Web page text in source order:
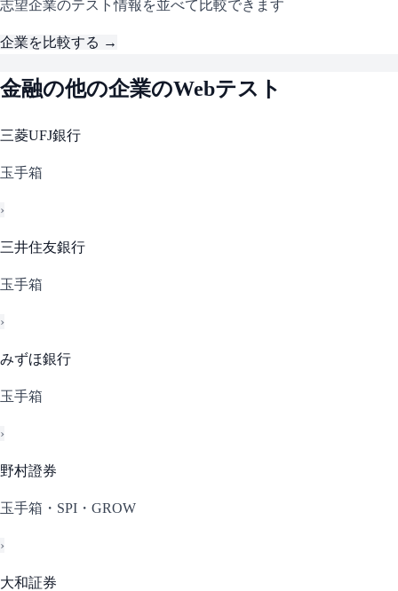
志望企業のテスト情報を並べて比較できます
企業を比較する →
金融の他の企業のWebテスト
三菱UFJ銀行
玉手箱
›
三井住友銀行
玉手箱
›
みずほ銀行
玉手箱
›
野村證券
玉手箱・SPI・GROW
›
大和証券